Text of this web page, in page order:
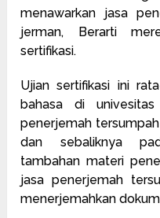
menawarkan jasa
jerman, Berarti
sertifikasi.
Ujian sertifikasi ini
bahasa di
penerjemah
dan sebaliknya
tambahan materi
jasa penerjemah
menerjemahkan